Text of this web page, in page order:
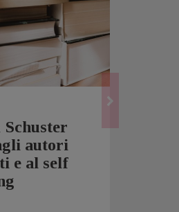
autori
e al self